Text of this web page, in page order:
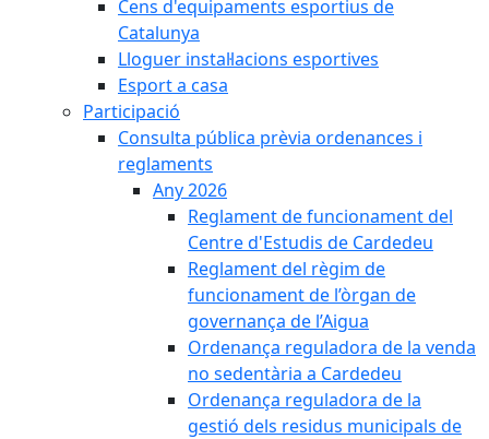
Cens d'equipaments esportius de
Catalunya
Lloguer instal·lacions esportives
Esport a casa
Participació
Consulta pública prèvia ordenances i
reglaments
Any 2026
Reglament de funcionament del
Centre d'Estudis de Cardedeu
Reglament del règim de
funcionament de l’òrgan de
governança de l’Aigua
Ordenança reguladora de la venda
no sedentària a Cardedeu
Ordenança reguladora de la
gestió dels residus municipals de